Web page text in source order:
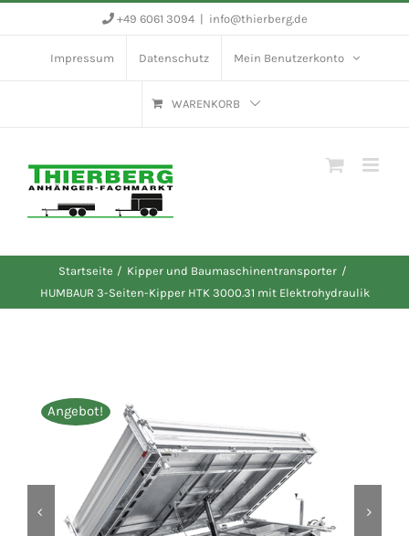
springen
+49 6061 3094 info@thierberg.de
Impressum Datenschutz Mein Benutzerkonto
WARENKORB
Startseite
Kipper und Baumaschinentransporter
HUMBAUR 3-Seiten-Kipper HTK 3000.31 mit Elektrohydraulik
Angebot!